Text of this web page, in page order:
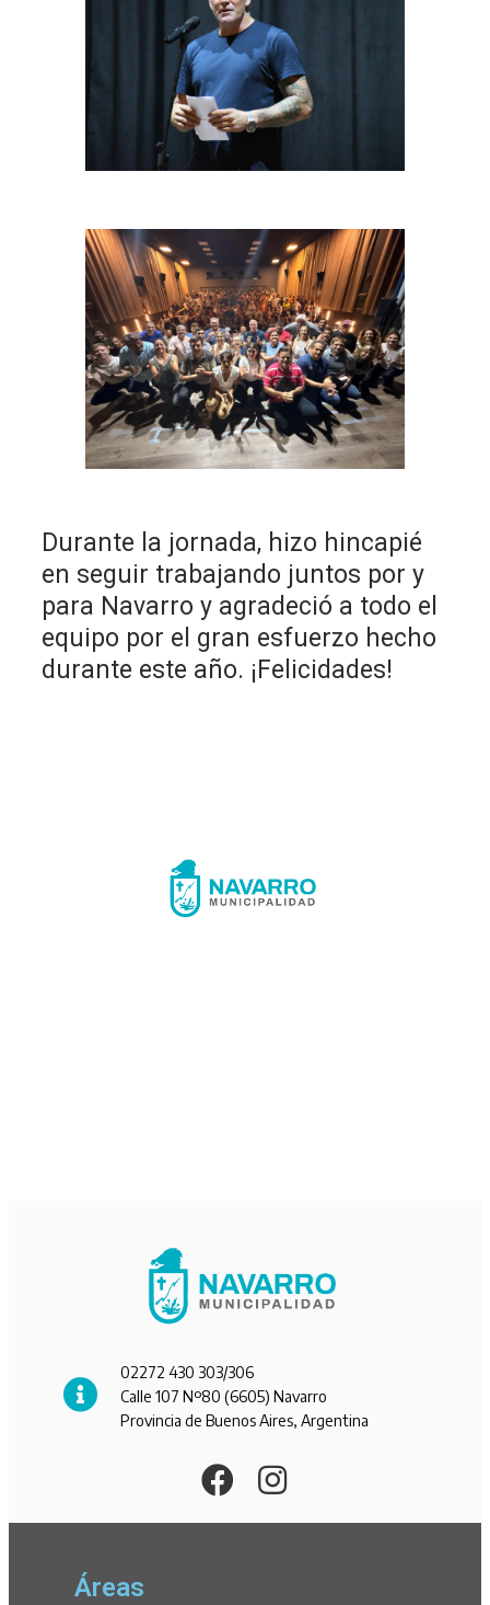
Durante la jornada, hizo hincapié
en seguir trabajando juntos por y
para Navarro y agradeció a todo el
equipo por el gran esfuerzo hecho
durante este año. ¡Felicidades!
02272 430 303/306
Calle 107 Nº80 (6605) Navarro
Provincia de Buenos Aires, Argentina
Áreas